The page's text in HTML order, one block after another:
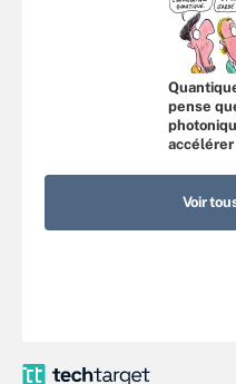
pense
accélérer
Voir